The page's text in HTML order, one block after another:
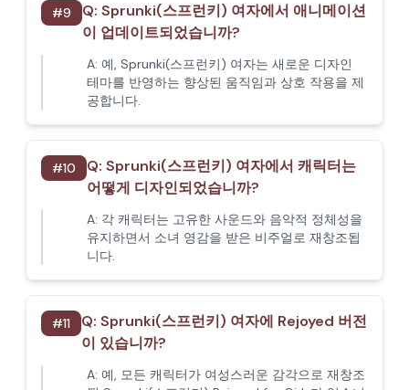
#9 Q: Sprunki(스프런키) 여자에서 애니메이션
이 업데이트되었습니까?
A: 예, Sprunki(스프런키) 여자는 새로운 디자인
테마를 반영하는 향상된 움직임과 상호 작용을 제
공합니다.
#10 Q: Sprunki(스프런키) 여자에서 캐릭터는
어떻게 디자인되었습니까?
A: 각 캐릭터는 고유한 사운드와 음악적 정체성을
유지하면서 소녀 영감을 받은 비주얼로 재창조됩
니다.
#11 Q: Sprunki(스프런키) 여자에 Rejoyed 버전
이 있습니까?
A: 예, 모든 캐릭터가 여성스러운 감각으로 재창조